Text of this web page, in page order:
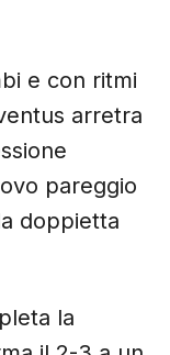
e con ritmi
arretra
pareggio
doppietta
la